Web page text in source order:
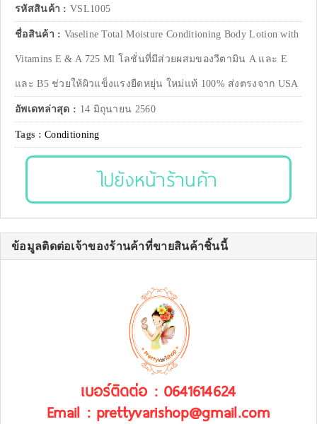
รหัสสินค้า : VSL1005
ชื่อสินค้า : Vaseline Total Moisture Conditioning Body Lotion with
Vitamins E & A 725 Ml โลชั่นที่มีส่วยผสมของวีตามิน A และ E
และ B5 ช่วยให้ผิวแข็งแรงยืดหยุ่น ใหม่แท้ 100% ส่งตรงจาก USA
อัพเดทล่าสุด : 14 มิถุนายน 2560
Tags :Conditioning
ไปยังหน้าร้านค้า
ข้อมูลติดต่อเจ้าของร้านค้าที่ขายสินค้าชิ้นนี้
เบอร์ติดต่อ : 0641614624
Email : prettyvarishop@gmail.com